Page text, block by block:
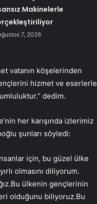
Makinelerle
7, 2026
vatanın köşelerinden
hizmet ve eserlerle
dedim.
her karışında izlerimiz
şunları söyledi:
için, bu güzel ülke
olmasını diliyorum.
ülkenin gençlerinin
olduğunu biliyoruz.Bu